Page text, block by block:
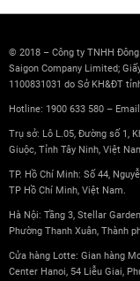
© 2018 – Công ty TNHH
Saigon Company Limited;
1100831031 do Sở KH&ĐT
Hotline: 1900 633 580 –
Trụ sở: Lô L.05, Đường số 1,
Giuộc, Tỉnh Tây Ninh, Việt
TP. Hồ Chí Minh: Số 44,
TP Hồ Chí Minh, Việt Nam.
Hà Nội: Tầng 3, Stellar
Phường Thanh Xuân, Thành
Cửa hàng Lotte: Gian hàng
Center Hanoi, 54 Liễu Giai,